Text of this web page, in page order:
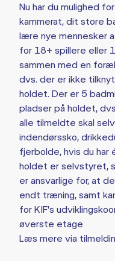
Nu har du mulighed
kammerat, dit store
lære nye mennesker
for 18+ spillere eller
sammen med en
dvs. der er ikke
holdet. Der er 5
pladser på holdet,
alle tilmeldte skal
indendørssko,
fjerbolde, hvis du har
holdet er selvstyret,
er ansvarlige for, at
endt træning, samt
for KIF's
øverste etage
Læs mere via